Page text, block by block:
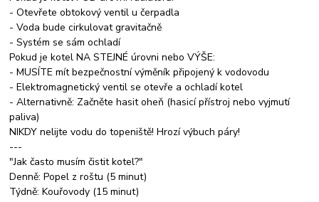
- Otevřete obtokový ventil u čerpadla
- Voda bude cirkulovat gravitačně
- Systém se sám ochladí
Pokud je kotel NA STEJNÉ úrovni nebo VÝŠE:
- MUSÍTE mít bezpečnostní výměník připojený k vodovodu
- Elektromagnetický ventil se otevře a ochladí kotel
- Alternativně: Začněte hasit oheň (hasicí přístroj nebo vyjmutí
paliva)
NIKDY nelijte vodu do topeniště! Hrozí výbuch páry!
---
"Jak často musím čistit kotel?"
Denně: Popel z roštu (5 minut)
Týdně: Kouřovody (15 minut)